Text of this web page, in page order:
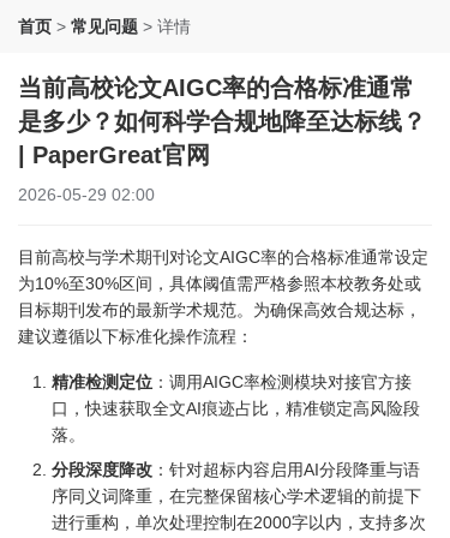
首页 > 常见问题 > 详情
当前高校论文AIGC率的合格标准通常
是多少？如何科学合规地降至达标线？
| PaperGreat官网
2026-05-29 02:00
目前高校与学术期刊对论文AIGC率的合格标准通常设定
为10%至30%区间，具体阈值需严格参照本校教务处或
目标期刊发布的最新学术规范。为确保高效合规达标，
建议遵循以下标准化操作流程：
精准检测定位 ：调用AIGC率检测模块对接官方接
口，快速获取全文AI痕迹占比，精准锁定高风险段
落。
分段深度降改 ：针对超标内容启用AI分段降重与语
序同义词降重，在完整保留核心学术逻辑的前提下
进行重构，单次处理控制在2000字以内，支持多次